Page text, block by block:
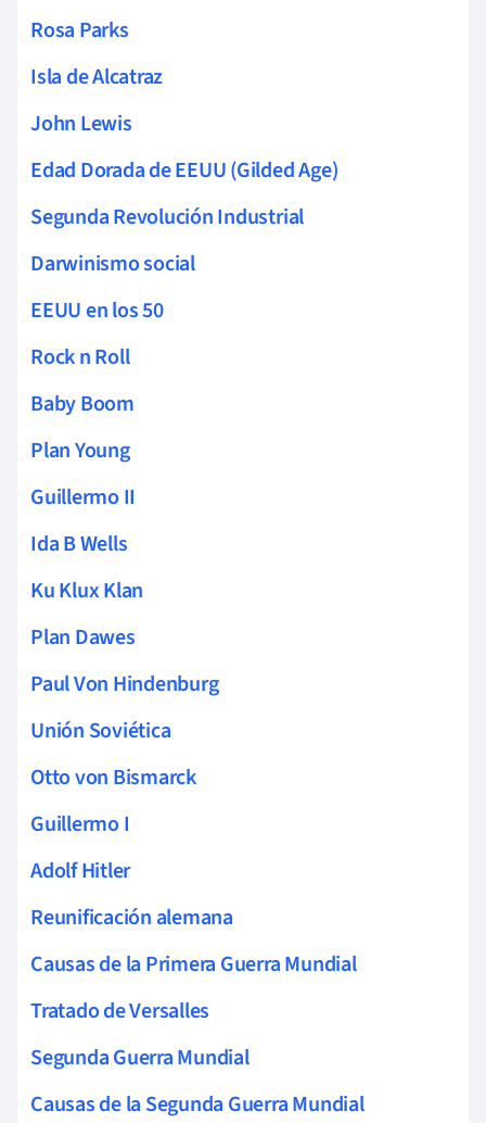
Rosa Parks
Isla de Alcatraz
John Lewis
Edad Dorada de EEUU (Gilded Age)
Segunda Revolución Industrial
Darwinismo social
EEUU en los 50
Rock n Roll
Baby Boom
Plan Young
Guillermo II
Ida B Wells
Ku Klux Klan
Plan Dawes
Paul Von Hindenburg
Unión Soviética
Otto von Bismarck
Guillermo I
Adolf Hitler
Reunificación alemana
Causas de la Primera Guerra Mundial
Tratado de Versalles
Segunda Guerra Mundial
Causas de la Segunda Guerra Mundial